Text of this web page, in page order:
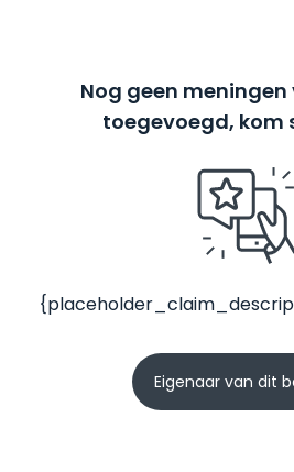
Nog geen
toegevoegd, kom
Eigenaar van dit